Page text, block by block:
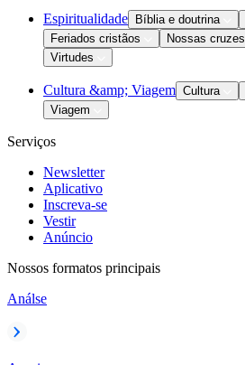
Espiritualidade Bíblia e doutrina
Feriados cristãos
Nossas cruzes
Virtudes
Cultura &amp; Viagem Cultura
Viagem
Serviços
Newsletter
Aplicativo
Inscreva-se
Vestir
Anúncio
Nossos formatos principais
Análse